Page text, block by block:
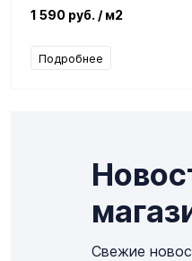
1 590 руб. / м2
Подробнее
Свежие